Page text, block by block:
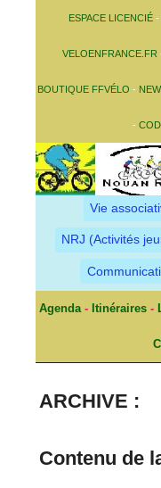
ESPACE LICENCIÉ-
VELOENFRANCE.FR
BOUTIQUE FFVÉLO -
-
Vie
NRJ (Activités
Agenda- Itinéraires-
ARCHIVE :
Contenu de